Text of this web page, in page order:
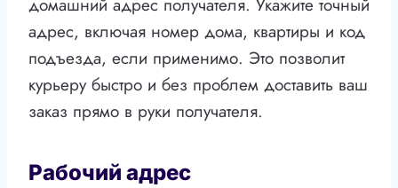
домашний адрес получателя. Укажите точный
адрес, включая номер дома, квартиры и код
подъезда, если применимо. Это позволит
курьеру быстро и без проблем доставить ваш
заказ прямо в руки получателя.
Рабочий адрес